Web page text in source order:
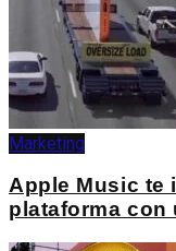
Marketing
Apple Music te
plataforma con